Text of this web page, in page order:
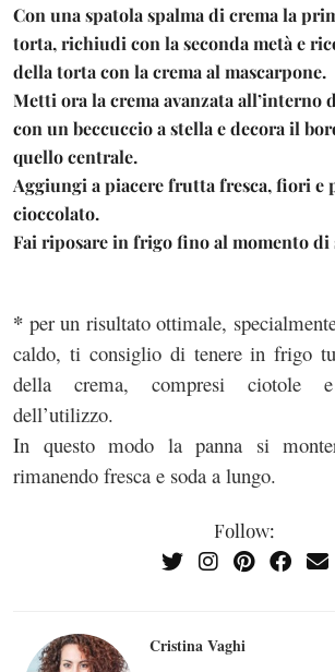
Con una spatola spalma di crema la
torta, richiudi con la seconda metà e
della torta con la crema al mascarpone.
Metti ora la crema avanzata all’interno
con un beccuccio a stella e decora il
quello centrale.
Aggiungi a piacere frutta fresca, fiori e
cioccolato.
Fai riposare in frigo fino al momento di
* per un risultato ottimale,
caldo, ti consiglio di tenere in frigo
della crema, compresi ciotole
dell’utilizzo.
In questo modo la panna si
rimanendo fresca e soda a lungo.
Follow:
Cristina Vaghi